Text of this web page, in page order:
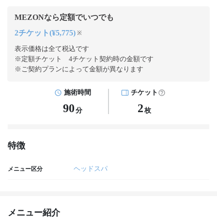
MEZONなら定額でいつでも
2チケット(¥5,775) ※
表示価格は全て税込です
※定額チケット 4チケット契約時の金額です
※ご契約プランによって金額が異なります
施術時間
90 分
チケット
2 枚
特徴
メニュー区分 ヘッドスパ
メニュー紹介